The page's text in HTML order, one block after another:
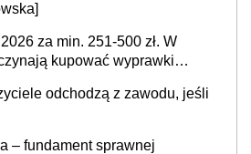
za min. 251-500 zł. W
kupować wyprawki
odchodzą z zawodu, jeśli
– fundament sprawnej